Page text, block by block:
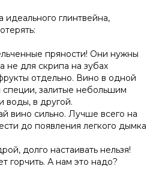
идеального глинтвейна,
пряности! Они нужны
не для скрипа на зубах
отдельно. Вино в одной
специи, залитые небольшим
воды, в другой.
вино сильно. Лучше всего на
до появления легкого дымка
долго настаивать нельзя!
горчить. А нам это надо?